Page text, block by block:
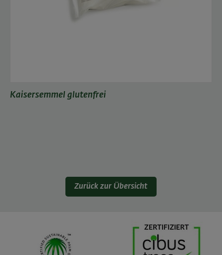
Kaisersemmel glutenfrei
Zurück zur Übersicht